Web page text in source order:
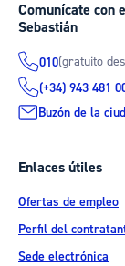
Comunícate con
Sebastián
010(gratuito
(+34) 943 481
Buzón de la
Enlaces útiles
Ofertas de empleo
Perfil del
Sede electrónica